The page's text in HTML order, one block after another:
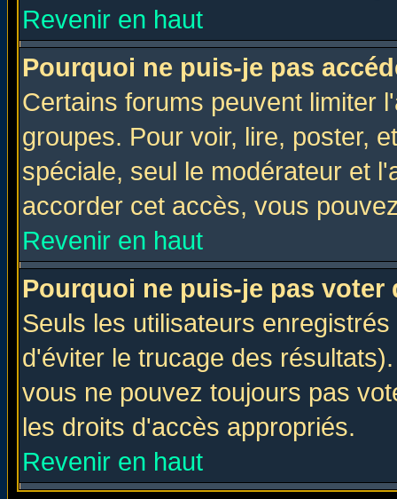
Revenir en haut
Pourquoi ne puis-je pas
Certains forums peuvent limiter
groupes. Pour voir, lire, poster,
spéciale, seul le modérateur et
accorder cet accès, vous
Revenir en haut
Pourquoi ne puis-je pas voter
Seuls les utilisateurs
d'éviter le trucage des
vous ne pouvez toujours pas
les droits d'accès appropriés.
Revenir en haut